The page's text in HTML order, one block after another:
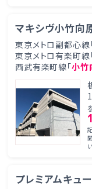
マキシヴ小竹向
東京メトロ副都心線
東京メトロ有楽町線
西武有楽町線「小竹
プレミアムキュ